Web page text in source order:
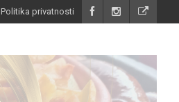
Politika privatnosti